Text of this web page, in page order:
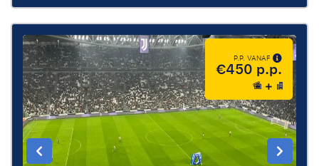
P.P. VANAF
€450 p.p.